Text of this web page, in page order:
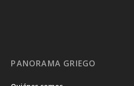
PANORAMA GRIEGO